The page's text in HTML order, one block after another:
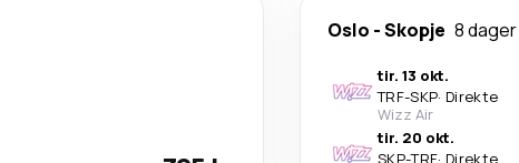
Oslo -Skopje 8 dager
tir. 13 okt.
TRF-SKP· Direkte
Wizz Air
tir. 20 okt.
SKP-TRF· Direkte